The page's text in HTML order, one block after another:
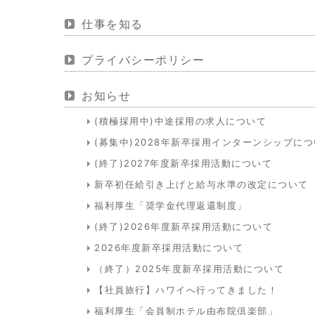
仕事を知る
プライバシーポリシー
お知らせ
(積極採用中)中途採用の求人について
(募集中)2028年新卒採用インターンシップに
(終了)2027年度新卒採用活動について
新卒初任給引き上げと給与水準の改定について
福利厚生「奨学金代理返還制度」
(終了)2026年度新卒採用活動について
2026年度新卒採用活動について
（終了）2025年度新卒採用活動について
【社員旅行】ハワイへ行ってきました！
福利厚生「会員制ホテル由布院倶楽部」